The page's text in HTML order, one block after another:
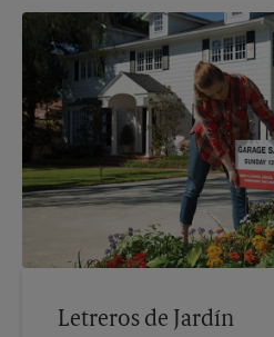
Letreros de Jardín